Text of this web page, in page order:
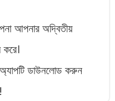
আপনার অদ্বিতীয়
করে।
অ্যাপটি ডাউনলোড করুন